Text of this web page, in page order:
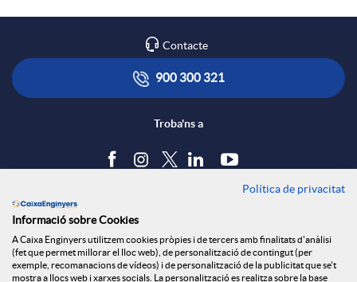
Contacte
900 300 321
Troba'ns a
Política de cookies
Avís legal
Política de privacitat
Informació sobre Cookies
A Caixa Enginyers utilitzem cookies pròpies i de tercers amb finalitats d'anàlisi
(fet que permet millorar el lloc web), de personalització de contingut (per
exemple, recomanacions de vídeos) i de personalització de la publicitat que se't
mostra a llocs web i xarxes socials. La personalització es realitza sobre la base